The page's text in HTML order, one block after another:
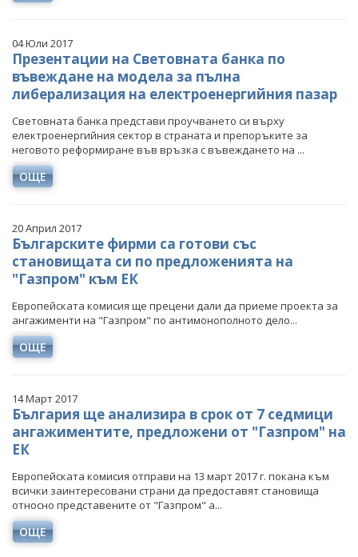
04 Юли 2017
Презентации на Световната банка по
въвеждане на модела за пълна
либерализация на електроенергийния пазар
Световната банка представи проучването си върху
електроенергийния сектор в страната и препоръките за
неговото реформиране във връзка с въвеждането на ...
ОЩЕ
20 Април 2017
Българските фирми са готови със
становищата си по предложенията на
"Газпром" към ЕК
Европейската комисия ще прецени дали да приеме проекта за
ангажименти на "Газпром" по антимонополното дело...
ОЩЕ
14 Март 2017
България ще анализира в срок от 7 седмици
ангажиментите, предложени от "Газпром" на
ЕК
Европейската комисия отправи на 13 март 2017 г. покана към
всички заинтересовани страни да предоставят становища
относно представените от "Газпром" а...
ОЩЕ